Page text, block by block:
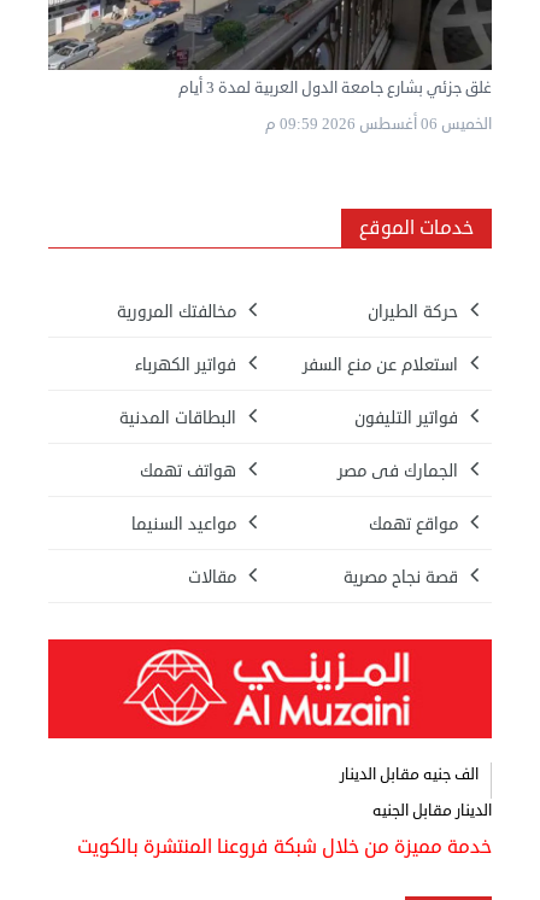
غلق جزئي بشارع جامعة الدول العربية لمدة 3 أيام
الخميس 06 أغسطس 2026 09:59 م
خدمات الموقع
حركة الطيران مخالفتك المرورية
استعلام عن منع السفر فواتير الكهرباء
فواتير التليفون البطاقات المدنية
الجمارك فى مصر هواتف تهمك
مواقع تهمك مواعيد السنيما
قصة نجاح مصرية مقالات
الف جنيه مقابل الدينار
الدينار مقابل الجنيه
خدمة مميزة من خلال شبكة فروعنا المنتشرة بالكويت